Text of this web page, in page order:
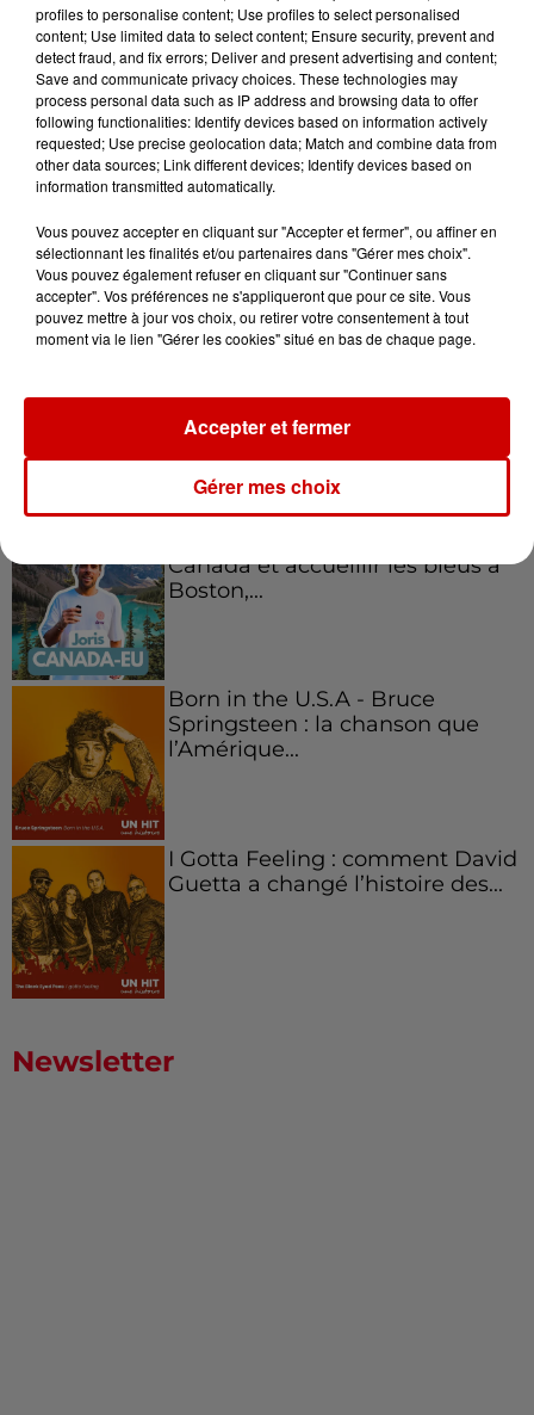
Le Duel - Gagnez votre balade
en jet ski !
Podcasts Voir plus
emblématique de
l'entrepreneuriat féminin
Canada et accueillir les bleus à
Boston,...
Born in the U.S.A - Bruce
Springsteen : la chanson que
l’Amérique...
I Gotta Feeling : comment David
Guetta a changé l’histoire des...
Newsletter
profiles to personalise content; Use profiles to select personalised
content; Use limited data to select content; Ensure security, prevent and
detect fraud, and fix errors; Deliver and present advertising and content;
Save and communicate privacy choices. These technologies may
process personal data such as IP address and browsing data to offer
following functionalities: Identify devices based on information actively
requested; Use precise geolocation data; Match and combine data from
other data sources; Link different devices; Identify devices based on
information transmitted automatically.
Vous pouvez accepter en cliquant sur "Accepter et fermer", ou affiner en
sélectionnant les finalités et/ou partenaires dans "Gérer mes choix".
Vous pouvez également refuser en cliquant sur "Continuer sans
accepter". Vos préférences ne s'appliqueront que pour ce site. Vous
pouvez mettre à jour vos choix, ou retirer votre consentement à tout
moment via le lien "Gérer les cookies" situé en bas de chaque page.
Gérer mes choix
Accepter et fermer